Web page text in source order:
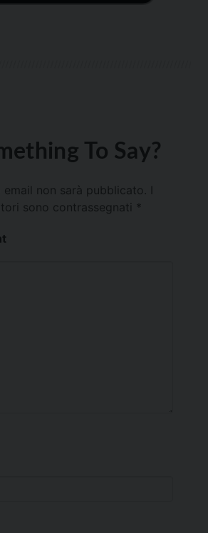
To Say?
email non sarà pubblicato.
sono contrassegnati *